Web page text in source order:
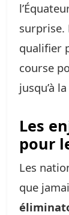
surprise.
qualifier
course
jusqu’à
Les
pour
Les
que